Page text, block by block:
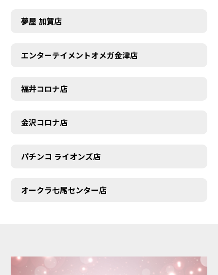
夢屋 加賀店
エンターテイメントオメガ金津店
福井コロナ店
金沢コロナ店
パチンコ ライオンズ店
オークラ七尾センター店